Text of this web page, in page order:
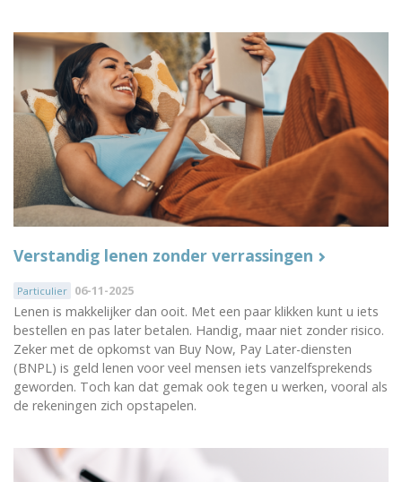
Verstandig lenen zonder verrassingen
Particulier 06-11-2025
Lenen is makkelijker dan ooit. Met een paar klikken kunt u iets
bestellen en pas later betalen. Handig, maar niet zonder risico.
Zeker met de opkomst van Buy Now, Pay Later-diensten
(BNPL) is geld lenen voor veel mensen iets vanzelfsprekends
geworden. Toch kan dat gemak ook tegen u werken, vooral als
de rekeningen zich opstapelen.